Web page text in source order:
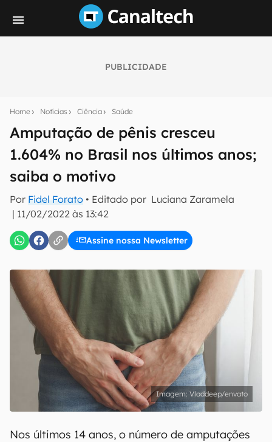
PUBLICIDADE
Home Notícias Ciência Saúde
Amputação de pênis cresceu
1.604% no Brasil nos últimos anos;
saiba o motivo
Por Fidel Forato • Editado por Luciana Zaramela
| 11/02/2022 às 13:42
Assine nossa Newsletter
notícias e reviews sobre tecnologia em primeira
E-mail
inscreva-se
Confirmo que li, aceito e concordo com os Termos de
Uso e Política de Privacidade do Canaltech.
Vladdeep/envato
Nos últimos 14 anos, o número de amputações